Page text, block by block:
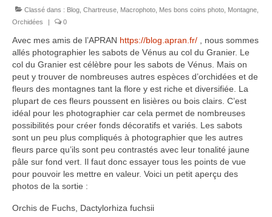
Blog
Milieux humides
Camargue
Karpfenloch
Montier en Der
Lac du Ternay
Val de Saône
Montagne
Bugey
Classé dans : Blog Chartreuse Macrophoto Mes bons coins photo Montagne
Orchidées
| 0
Avec mes amis de l’APRAN https://blog.apran.fr/ , nous sommes
allés photographier les sabots de Vénus au col du Granier. Le
col du Granier est célèbre pour les sabots de Vénus. Mais on
peut y trouver de nombreuses autres espèces d’orchidées et de
fleurs des montagnes tant la flore y est riche et diversifiée. La
plupart de ces fleurs poussent en lisières ou bois clairs. C’est
idéal pour les photographier car cela permet de nombreuses
possibilités pour créer fonds décoratifs et variés. Les sabots
sont un peu plus compliqués à photographier que les autres
fleurs parce qu’ils sont peu contrastés avec leur tonalité jaune
pâle sur fond vert. Il faut donc essayer tous les points de vue
pour pouvoir les mettre en valeur. Voici un petit aperçu des
photos de la sortie :
Orchis de Fuchs, Dactylorhiza fuchsii